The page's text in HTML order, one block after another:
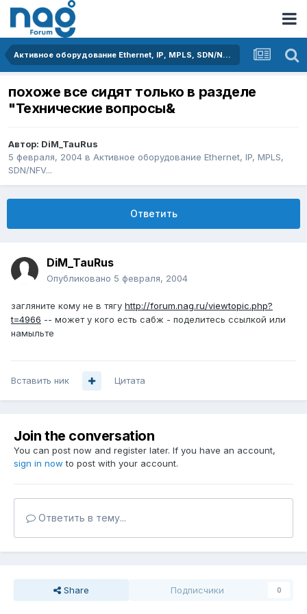
Активное оборудование Ethernet, IP, MPLS, SDN/NFV...
похоже все сидят только в разделе
"Технические вопросы&
Автор: DiM_TauRus
5 февраля, 2004 в Активное оборудование Ethernet, IP, MPLS,
SDN/NFV...
Ответить
DiM_TauRus
Опубликовано 5 февраля, 2004
загляните кому не в тягу http://forum.nag.ru/viewtopic.php?
t=4966 -- может у кого есть сабж - поделитесь ссылкой или
намыльте
Вставить ник Цитата
Join the conversation
You can post now and register later. If you have an account,
sign in now to post with your account.
Ответить в тему...
Share Подписчики 0